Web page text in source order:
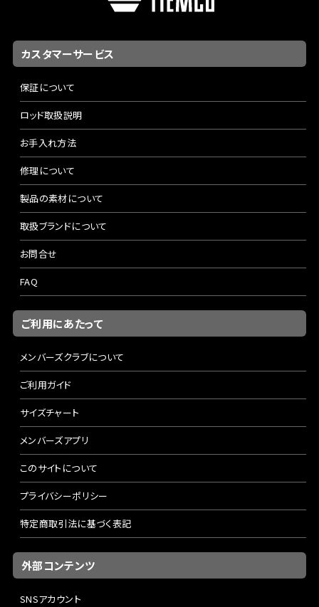
カスタマーサービス
保証について
ロッド取扱説明
お手入れ方法
修理について
製品の素材について
取扱ブランドについて
お問合せ
FAQ
ご利用にあたって
メンバーズクラブについて
ご利用ガイド
サイズチャート
メンバーズアプリ
このサイトについて
プライバシーポリシー
特定商取引法に基づく表記
外部コンテンツ
SNSアカウント